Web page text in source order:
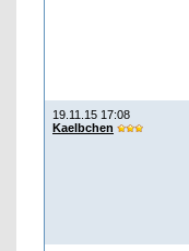
19.11.15 17:08
Kaelbchen